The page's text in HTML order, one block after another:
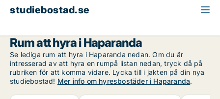
studiebostad.se
Rum att hyra i Haparanda
Se lediga rum att hyra i Haparanda nedan. Om du är
intresserad av att hyra en rumpå listan nedan, tryck då på
rubriken för att komma vidare. Lycka till i jakten på din nya
studiebostad! Mer info om hyresbostäder i Haparanda.